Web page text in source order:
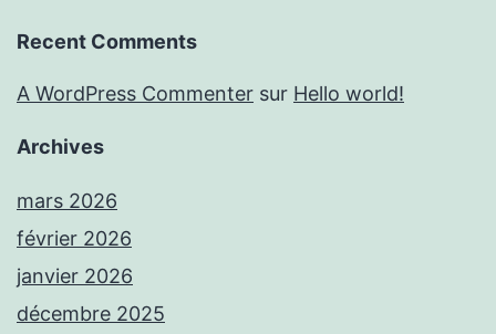
Recent Comments
A WordPress Commenter sur Hello world!
Archives
mars 2026
février 2026
janvier 2026
décembre 2025